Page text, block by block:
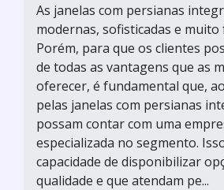
As janelas com persianas
modernas, sofisticadas e muito
Porém, para que os clientes
de todas as vantagens que as
oferecer, é fundamental que,
pelas janelas com persianas
possam contar com uma
especializada no segmento.
capacidade de disponibilizar
qualidade e que atendam pe...